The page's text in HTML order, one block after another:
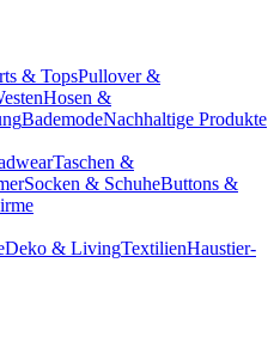
& TopsPullover &
Hosen &
BademodeNachhaltige Produkte
Taschen &
Socken & SchuheButtons &
Deko & LivingTextilienHaustier-